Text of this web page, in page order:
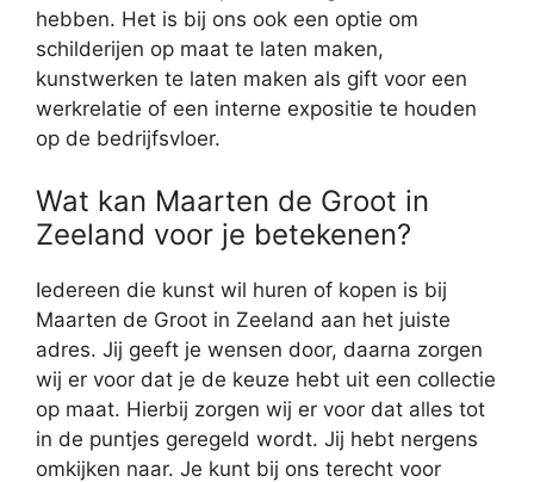
hebben. Het is bij ons ook een optie om
schilderijen op maat te laten maken,
kunstwerken te laten maken als gift voor een
werkrelatie of een interne expositie te houden
op de bedrijfsvloer.
Wat kan Maarten de Groot in
Zeeland voor je betekenen?
Iedereen die kunst wil huren of kopen is bij
Maarten de Groot in Zeeland aan het juiste
adres. Jij geeft je wensen door, daarna zorgen
wij er voor dat je de keuze hebt uit een collectie
op maat. Hierbij zorgen wij er voor dat alles tot
in de puntjes geregeld wordt. Jij hebt nergens
omkijken naar. Je kunt bij ons terecht voor